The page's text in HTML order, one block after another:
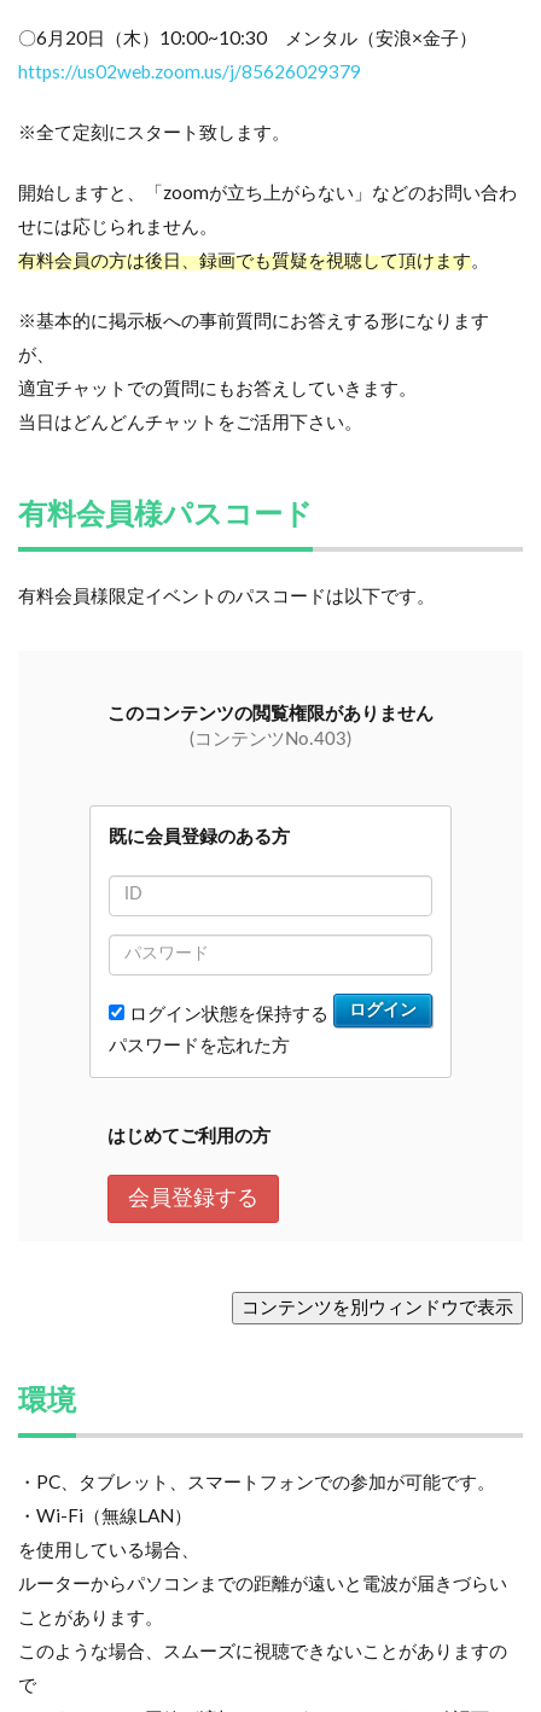
〇6月20日（木）10:00~10:30 メンタル（安浪×金子）
https://us02web.zoom.us/j/85626029379
※全て定刻にスタート致します。
開始しますと、「zoomが立ち上がらない」などのお問い合わ
せには応じられません。
有料会員の方は後日、録画でも質疑を視聴して頂けます。
※基本的に掲示板への事前質問にお答えする形になります
が、
適宜チャットでの質問にもお答えしていきます。
当日はどんどんチャットをご活用下さい。
有料会員様パスコード
有料会員様限定イベントのパスコードは以下です。
環境
・PC、タブレット、スマートフォンでの参加が可能です。
・Wi-Fi（無線LAN）
を使用している場合、
ルーターからパソコンまでの距離が遠いと電波が届きづらい
ことがあります。
このような場合、スムーズに視聴できないことがありますの
で